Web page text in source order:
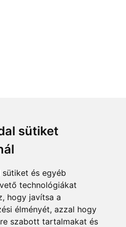
sütiket
és egyéb
technológiákat
hogy javítsa a
élményét, azzal hogy
szabott tartalmakat és